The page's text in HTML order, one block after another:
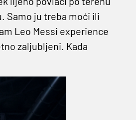
Samo ju treba moći ili
Leo Messi experience
zaljubljeni. Kada